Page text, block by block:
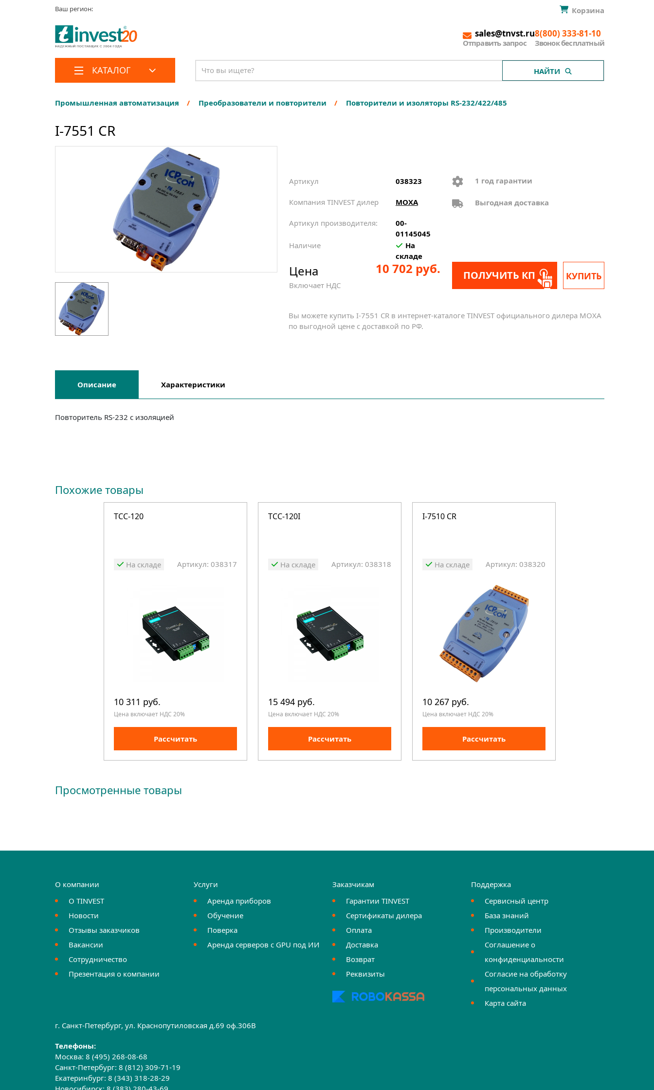
Ваш регион: Корзина
sales@tnvst.ru
Отправить запрос
8(800) 333-81-10
Звонок бесплатный
КАТАЛОГ НАЙТИ
Промышленная автоматизация Преобразователи и повторители Повторители и изоляторы RS-232/422/485
I-7551 CR
Артикул 038323
Компания TINVEST дилер MOXA
Артикул производителя:
00-
01145045
Наличие
На
складе
1 год гарантии
Выгодная доставка
Цена
Включает НДС
10 702 руб. ПОЛУЧИТЬ КП КУПИТЬ
Вы можете купить I-7551 CR в интернет-каталоге TINVEST официального дилера MOXA
по выгодной цене с доставкой по РФ.
Описание Характеристики
Повторитель RS-232 c изоляцией
Похожие товары
TCC-120
На складе Артикул: 038317
10 311 руб.
Цена включает НДС 20%
Рассчитать
TCC-120I
На складе Артикул: 038318
15 494 руб.
Цена включает НДС 20%
Рассчитать
I-7510 CR
На складе Артикул: 038320
10 267 руб.
Цена включает НДС 20%
Рассчитать
Просмотренные товары
О компании
О TINVEST
Новости
Отзывы заказчиков
Вакансии
Сотрудничество
Презентация о компании
Услуги
Аренда приборов
Обучение
Поверка
Аренда серверов с GPU под ИИ
Заказчикам
Гарантии TINVEST
Сертификаты дилера
Оплата
Доставка
Возврат
Реквизиты
Поддержка
Сервисный центр
База знаний
Производители
Соглашение о
конфиденциальности
Согласие на обработку
персональных данных
Карта сайта
г. Санкт-Петербург, ул. Краснопутиловская д.69 оф.306B
Телефоны:
Москва:8 (495) 268-08-68
Санкт-Петербург:8 (812) 309-71-19
Екатеринбург:8 (343) 318-28-29